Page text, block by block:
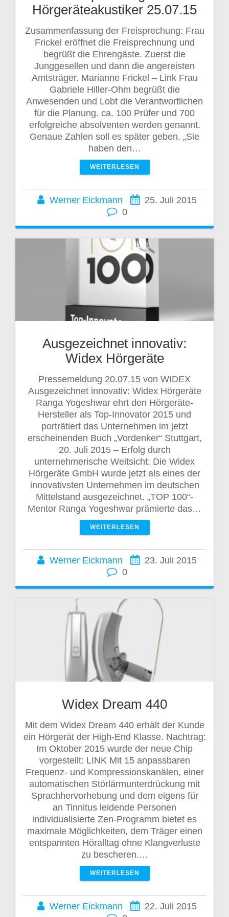
Hörgeräteakustiker 25.07.15
Zusammenfassung der Freisprechung: Frau
Frickel eröffnet die Freisprechnung und
begrüßt die Ehrengäste. Zuerst die
Junggesellen und dann die angereisten
Amtsträger. Marianne Frickel – Link Frau
Gabriele Hiller-Ohm begrüßt die
Anwesenden und Lobt die Verantwortlichen
für die Planung. ca. 100 Prüfer und 700
erfolgreiche absolventen werden genannt.
Genaue Zahlen soll es später geben. „Sie
haben den…
WEITERLESEN
Werner Eickmann
25. Juli 2015
0
Ausgezeichnet innovativ:
Widex Hörgeräte
Pressemeldung 20.07.15 von WIDEX
Ausgezeichnet innovativ: Widex Hörgeräte
Ranga Yogeshwar ehrt den Hörgeräte-
Hersteller als Top-Innovator 2015 und
porträtiert das Unternehmen im jetzt
erscheinenden Buch „Vordenker“ Stuttgart,
20. Juli 2015 – Erfolg durch
unternehmerische Weitsicht: Die Widex
Hörgeräte GmbH wurde jetzt als eines der
innovativsten Unternehmen im deutschen
Mittelstand ausgezeichnet. „TOP 100“-
Mentor Ranga Yogeshwar prämierte das…
WEITERLESEN
Werner Eickmann
23. Juli 2015
0
Widex Dream 440
Mit dem Widex Dream 440 erhält der Kunde
ein Hörgerät der High-End Klasse. Nachtrag:
Im Oktober 2015 wurde der neue Chip
vorgestellt: LINK Mit 15 anpassbaren
Frequenz- und Kompressionskanälen, einer
automatischen Störlärmunterdrückung mit
Sprachhervorhebung und dem eigens für
an Tinnitus leidende Personen
individualisierte Zen-Programm bietet es
maximale Möglichkeiten, dem Träger einen
entspannten Höralltag ohne Klangverluste
zu bescheren.…
WEITERLESEN
Werner Eickmann
22. Juli 2015